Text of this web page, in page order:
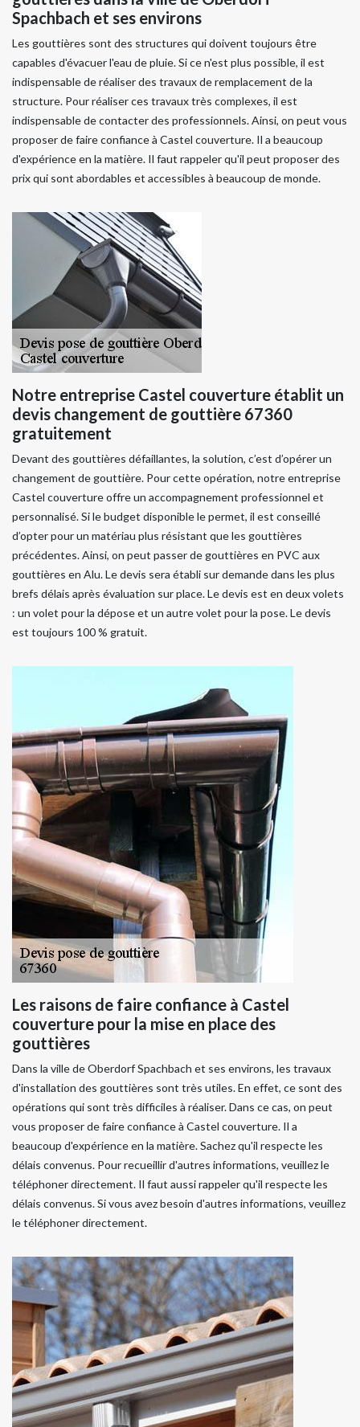
Spachbach et ses environs
Les gouttières sont des structures qui doivent toujours être
capables d'évacuer l'eau de pluie. Si ce n'est plus possible, il est
indispensable de réaliser des travaux de remplacement de la
structure. Pour réaliser ces travaux très complexes, il est
indispensable de contacter des professionnels. Ainsi, on peut vous
proposer de faire confiance à Castel couverture. Il a beaucoup
d'expérience en la matière. Il faut rappeler qu'il peut proposer des
prix qui sont abordables et accessibles à beaucoup de monde.
Notre entreprise Castel couverture établit un
devis changement de gouttière 67360
gratuitement
Devant des gouttières défaillantes, la solution, c’est d’opérer un
changement de gouttière. Pour cette opération, notre entreprise
Castel couverture offre un accompagnement professionnel et
personnalisé. Si le budget disponible le permet, il est conseillé
d’opter pour un matériau plus résistant que les gouttières
précédentes. Ainsi, on peut passer de gouttières en PVC aux
gouttières en Alu. Le devis sera établi sur demande dans les plus
brefs délais après évaluation sur place. Le devis est en deux volets
: un volet pour la dépose et un autre volet pour la pose. Le devis
est toujours 100 % gratuit.
Les raisons de faire confiance à Castel
couverture pour la mise en place des
gouttières
Dans la ville de Oberdorf Spachbach et ses environs, les travaux
d'installation des gouttières sont très utiles. En effet, ce sont des
opérations qui sont très difficiles à réaliser. Dans ce cas, on peut
vous proposer de faire confiance à Castel couverture. Il a
beaucoup d'expérience en la matière. Sachez qu'il respecte les
délais convenus. Pour recueillir d'autres informations, veuillez le
téléphoner directement. Il faut aussi rappeler qu'il respecte les
délais convenus. Si vous avez besoin d'autres informations, veuillez
le téléphoner directement.